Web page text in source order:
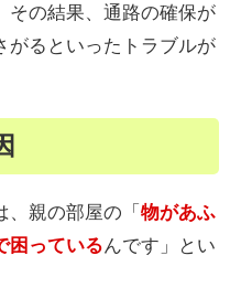
その結果、通路の確保が
がるといったトラブルが
、親の部屋の「物があふ
困っているんです」とい